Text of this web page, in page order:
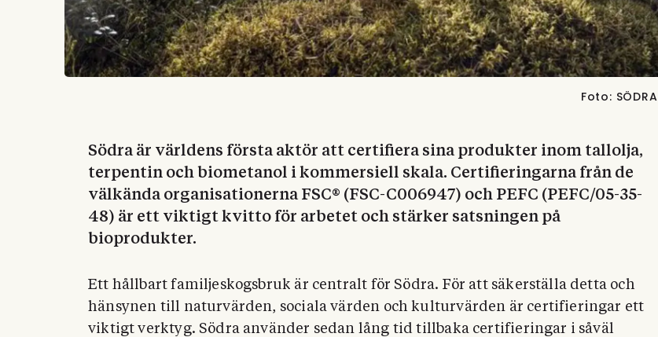
Foto: SÖDRA
Södra är världens första aktör att certifiera sina produkter inom tallolja,
terpentin och biometanol i kommersiell skala. Certifieringarna från de
välkända organisationerna FSC® (FSC-C006947) och PEFC (PEFC/05-35-
48) är ett viktigt kvitto för arbetet och stärker satsningen på
bioprodukter.
Ett hållbart familjeskogsbruk är centralt för Södra. För att säkerställa detta och
hänsynen till naturvärden, sociala värden och kulturvärden är certifieringar ett
viktigt verktyg. Södra använder sedan lång tid tillbaka certifieringar i såväl